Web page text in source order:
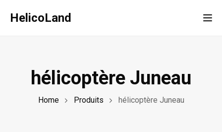
HelicoLand
hélicoptère Juneau
Home Produits hélicoptère Juneau